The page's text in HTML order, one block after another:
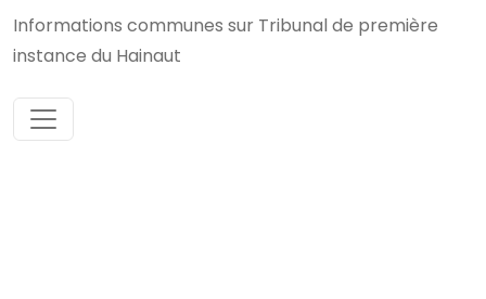
Informations communes sur Tribunal de première
instance du Hainaut